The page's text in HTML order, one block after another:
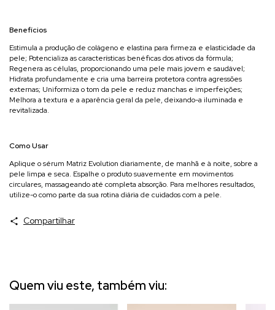
Benefícios
Estimula a produção de colágeno e elastina para firmeza e elasticidade da
pele; Potencializa as características benéficas dos ativos da fórmula;
Regenera as células, proporcionando uma pele mais jovem e saudável;
Hidrata profundamente e cria uma barreira protetora contra agressões
externas; Uniformiza o tom da pele e reduz manchas e imperfeições;
Melhora a textura e a aparência geral da pele, deixando-a iluminada e
revitalizada.
Como Usar
Aplique o sérum Matriz Evolution diariamente, de manhã e à noite, sobre a
pele limpa e seca. Espalhe o produto suavemente em movimentos
circulares, massageando até completa absorção. Para melhores resultados,
utilize-o como parte da sua rotina diária de cuidados com a pele.
Compartilhar
Quem viu este, também viu: